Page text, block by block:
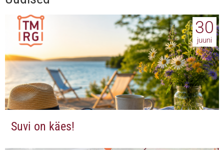
30
juuni
Suvi on käes!